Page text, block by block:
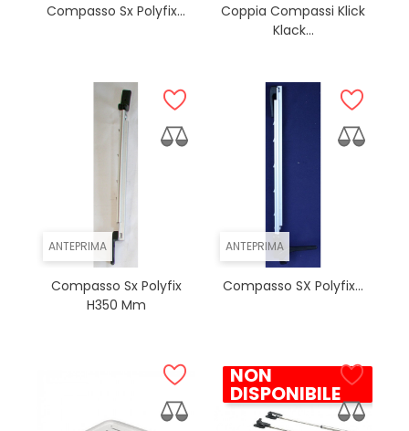
Compasso Sx Polyfix...
Coppia Compassi Klick
Klack...
ANTEPRIMA
Compasso Sx Polyfix
H350 Mm
ANTEPRIMA
Compasso SX Polyfix...
NON
DISPONIBILE